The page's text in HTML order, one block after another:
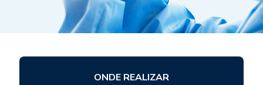
ONDE REALIZAR